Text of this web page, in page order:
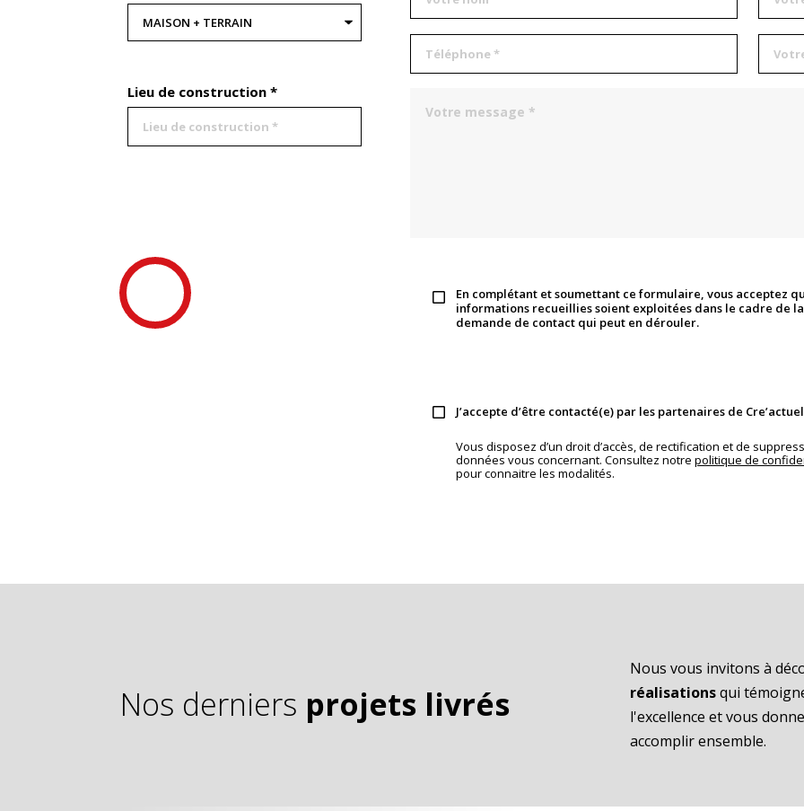
Lieu de construction *
En complétant et soumettant ce formulaire, vous acceptez
informations recueillies soient exploitées dans le cadre de la
demande de contact qui peut en dérouler.
J’accepte d’être contacté(e) par les partenaires de Cre’actuel
Vous disposez d’un droit d’accès, de rectification et de
données vous concernant. Consultez notre politique de
pour connaitre les modalités.
Nos derniers projets livrés
Nous vous invitons à
réalisationsqui
l'excellence et vous
accomplir ensemble.